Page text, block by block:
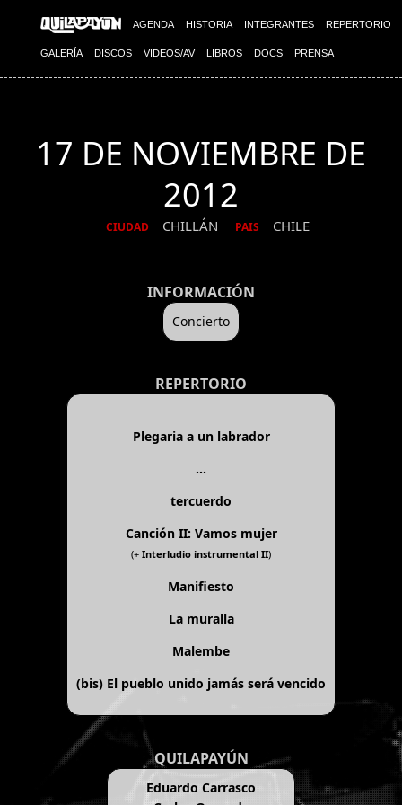
AGENDA HISTORIA INTEGRANTES REPERTORIO
GALERÍA DISCOS VIDEOS/AV LIBROS DOCS PRENSA
17 DE NOVIEMBRE DE
2012
CIUDAD CHILLÁN PAIS CHILE
INFORMACIÓN
Concierto
REPERTORIO
Plegaria a un labrador
...
tercuerdo
Canción II: Vamos mujer
(+ Interludio instrumental II)
Manifiesto
La muralla
Malembe
(bis) El pueblo unido jamás será vencido
QUILAPAYÚN
Eduardo Carrasco